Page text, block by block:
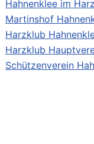
Hahnenklee im
Martinshof
Harzklub
Harzklub
Schützenverein